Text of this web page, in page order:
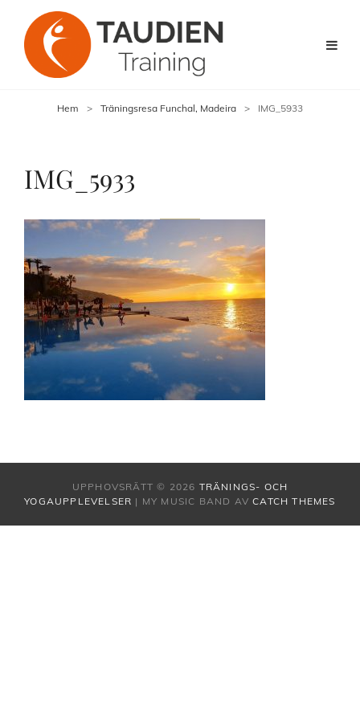
Hem > Träningsresa Funchal, Madeira > IMG_5933
IMG_5933
UPPHOVSRÄTT © 2026 TRÄNINGS- OCH
YOGAUPPLEVELSER | MY MUSIC BAND AVCATCH THEMES